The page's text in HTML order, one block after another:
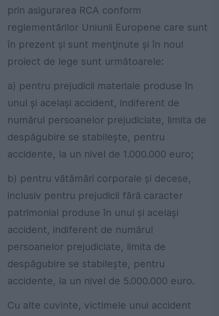
prin asigurarea RCA conform
reglementărilor Uniunii Europene care sunt
în prezent şi sunt menţinute şi în noul
proiect de lege sunt următoarele:
a) pentru prejudicii materiale produse în
unul şi acelaşi accident, indiferent de
numărul persoanelor prejudiciate, limita de
despăgubire se stabileşte, pentru
accidente, la un nivel de 1.000.000 euro;
b) pentru vătămări corporale şi decese,
inclusiv pentru prejudicii fără caracter
patrimonial produse în unul şi acelaşi
accident, indiferent de numărul
persoanelor prejudiciate, limita de
despăgubire se stabileşte, pentru
accidente, la un nivel de 5.000.000 euro.
Cu alte cuvinte, victimele unui accident